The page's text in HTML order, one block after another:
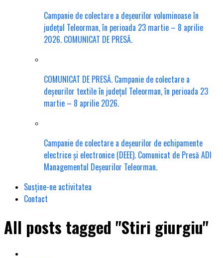
Campanie de colectare a deșeurilor voluminoase în
județul Teleorman, în perioada 23 martie – 8 aprilie
2026. COMUNICAT DE PRESĂ.
COMUNICAT DE PRESĂ. Campanie de colectare a
deșeurilor textile în județul Teleorman, în perioada 23
martie – 8 aprilie 2026.
Campanie de colectare a deșeurilor de echipamente
electrice și electronice (DEEE). Comunicat de Presă ADI
Managementul Deșeurilor Teleorman.
Susține-ne activitatea
Contact
All posts tagged "Stiri giurgiu"